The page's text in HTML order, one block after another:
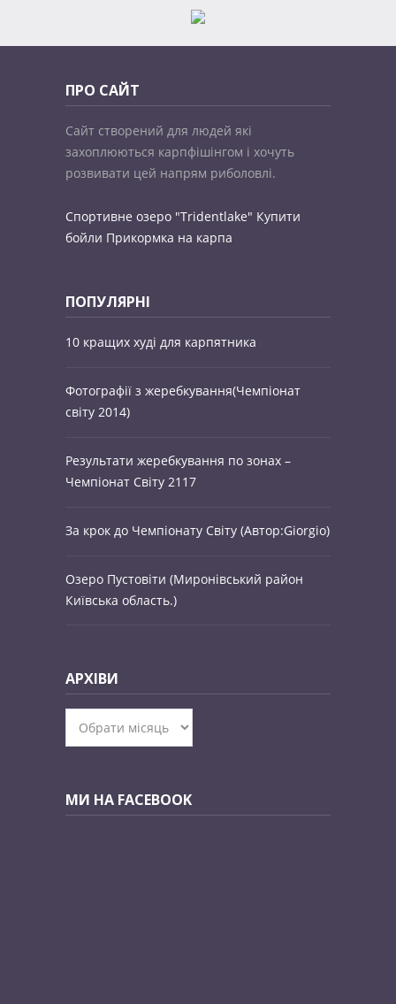
ПРО САЙТ
Сайт створений для людей які
захоплюються карпфішінгом і хочуть
розвивати цей напрям риболовлі.
Спортивне озеро "Tridentlake" Купити
бойли Прикормка на карпа
ПОПУЛЯРНІ
10 кращих худі для карпятника
Фотографії з жеребкування(Чемпіонат
світу 2014)
Результати жеребкування по зонах –
Чемпіонат Світу 2117
За крок до Чемпіонату Світу (Автор:Giorgio)
Озеро Пустовіти (Миронівський район
Київська область.)
АРХІВИ
МИ НА FACEBOOK